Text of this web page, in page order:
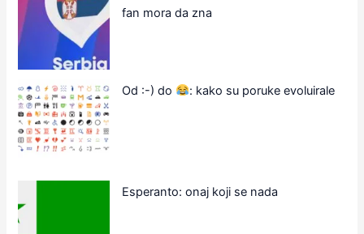
fan mora da zna
Od :-) do : kako su poruke evoluirale
Esperanto: onaj koji se nada